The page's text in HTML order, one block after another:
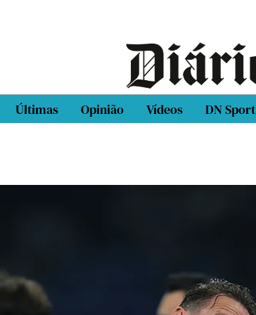
Últimas Opinião Vídeos DN Sport